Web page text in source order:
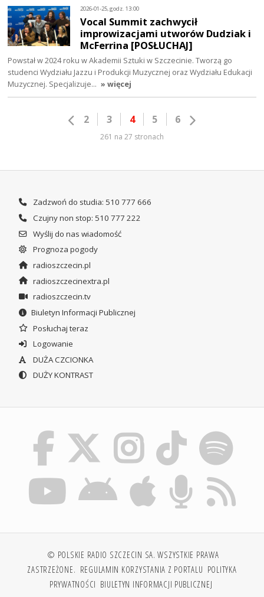
2026-01-25, godz. 13:00
Vocal Summit zachwycił
improwizacjami utworów Dudziak i
McFerrina [POSŁUCHAJ]
Powstał w 2024 roku w Akademii Sztuki w Szczecinie. Tworzą go
studenci Wydziału Jazzu i Produkcji Muzycznej oraz Wydziału Edukacji
Muzycznej. Specjalizuje… » więcej
2 3 4 5 6
261 na 27 stronach
Zadzwoń do studia: 510 777 666
Czujny non stop: 510 777 222
Wyślij do nas wiadomość
Prognoza pogody
radioszczecin.pl
radioszczecinextra.pl
radioszczecin.tv
Biuletyn Informacji Publicznej
Posłuchaj teraz
Logowanie
DUŻA CZCIONKA
DUŻY KONTRAST
© POLSKIE RADIO SZCZECIN SA. WSZYSTKIE PRAWA
ZASTRZEŻONE. REGULAMIN KORZYSTANIA Z PORTALU POLITYKA
PRYWATNOŚCI BIULETYN INFORMACJI PUBLICZNEJ